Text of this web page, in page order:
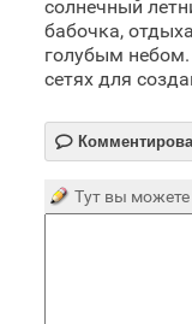
солнечный
бабочка,
голубым
сетях для

Тут вы можете